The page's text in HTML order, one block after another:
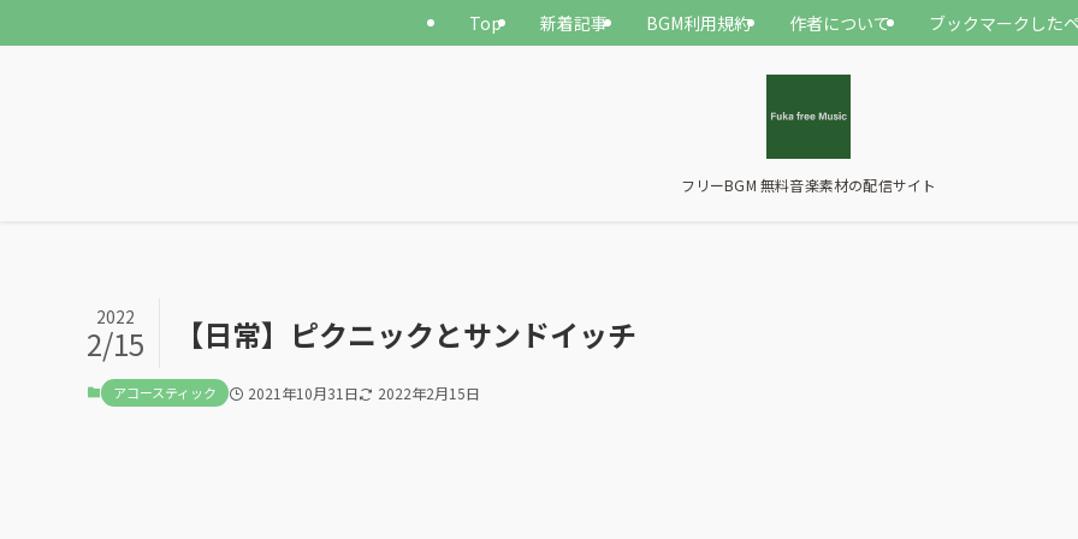
フリーBGM 無料音楽素材の配信サイト
Top 新着記事 BGM利用規約 作者について ブックマークした
【日常】ピクニックとサンドイッチ
2022
2/15
アコースティック 2021年10月31日 2022年2月15日